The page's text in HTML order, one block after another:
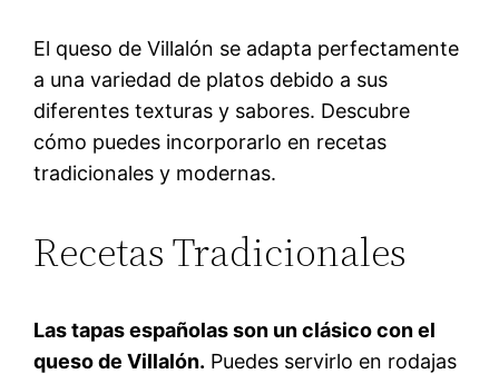
El queso de Villalón se adapta perfectamente
a una variedad de platos debido a sus
diferentes texturas y sabores. Descubre
cómo puedes incorporarlo en recetas
tradicionales y modernas.
Recetas Tradicionales
Las tapas españolas son un clásico con el
queso de Villalón. Puedes servirlo en rodajas